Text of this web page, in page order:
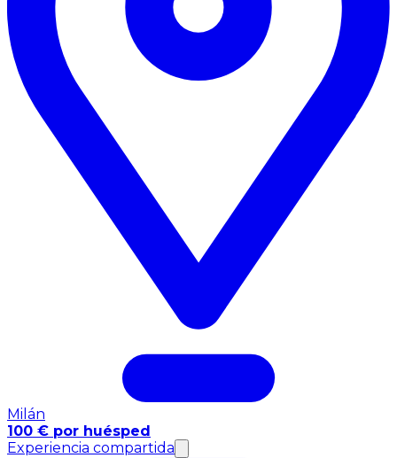
Milán
100 € por huésped
Experiencia compartida